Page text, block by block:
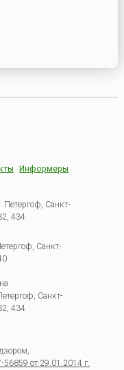
Информеры
Петергоф, Санкт-
434
Санкт-
, Санкт-
434
от 29.01.2014 г.